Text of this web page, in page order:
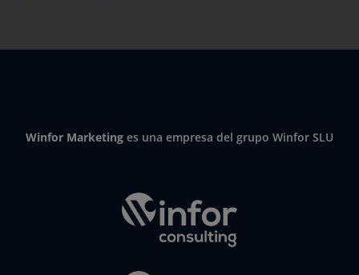
Winfor Marketing es una empresa del grupo Winfor SLU